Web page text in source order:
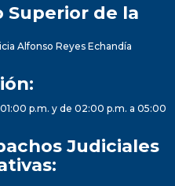
Superior de la
Alfonso Reyes Echandía
p.m. y de 02:00 p.m. a 05:00
Judiciales